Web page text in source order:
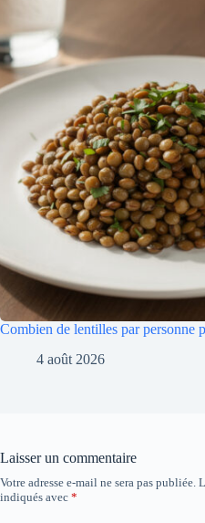
Combien de lentilles par personne
4 août 2026
Laisser un commentaire
Votre adresse e-mail ne sera pas publiée.
indiqués avec *